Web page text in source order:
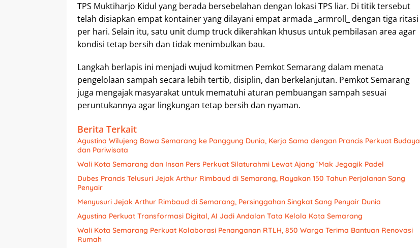
TPS Muktiharjo Kidul yang berada bersebelahan dengan lokasi TPS liar. Di titik tersebut
telah disiapkan empat kontainer yang dilayani empat armada _armroll_ dengan tiga ritasi
per hari. Selain itu, satu unit dump truck dikerahkan khusus untuk pembilasan area agar
kondisi tetap bersih dan tidak menimbulkan bau.
Langkah berlapis ini menjadi wujud komitmen Pemkot Semarang dalam menata
pengelolaan sampah secara lebih tertib, disiplin, dan berkelanjutan. Pemkot Semarang
juga mengajak masyarakat untuk mematuhi aturan pembuangan sampah sesuai
peruntukannya agar lingkungan tetap bersih dan nyaman.
Berita Terkait
Agustina Wilujeng Bawa Semarang ke Panggung Dunia, Kerja Sama dengan Prancis Perkuat Budaya
dan Pariwisata
Wali Kota Semarang dan Insan Pers Perkuat Silaturahmi Lewat Ajang ‘Mak Jegagik Padel
Dubes Prancis Telusuri Jejak Arthur Rimbaud di Semarang, Rayakan 150 Tahun Perjalanan Sang
Penyair
Menyusuri Jejak Arthur Rimbaud di Semarang, Persinggahan Singkat Sang Penyair Dunia
Agustina Perkuat Transformasi Digital, AI Jadi Andalan Tata Kelola Kota Semarang
Wali Kota Semarang Perkuat Kolaborasi Penanganan RTLH, 850 Warga Terima Bantuan Renovasi
Rumah